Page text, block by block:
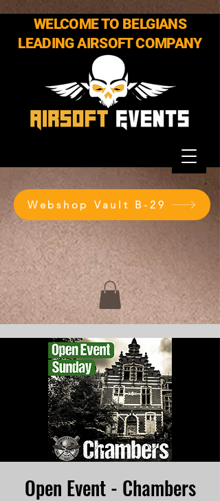
WELCOME TO BELGIANS
LEADING AIRSOFT COMPANY
Webshop Vault B-29
Open Event - Chambers